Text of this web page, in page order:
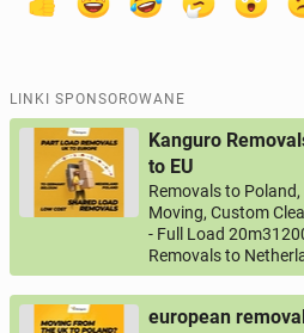
LINKI SPONSOROWANE
Kanguro
to EU
Removals to
Moving, Custom
- Full Load
Removals to
european